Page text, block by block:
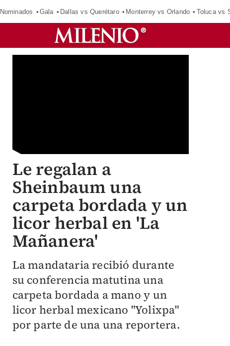
Nominados Gala Dallas vs Querétaro Monterrey vs Orlando Toluca vs
Le regalan a
Sheinbaum una
carpeta bordada y un
licor herbal en 'La
Mañanera'
La mandataria recibió durante
su conferencia matutina una
carpeta bordada a mano y un
licor herbal mexicano "Yolixpa"
por parte de una una reportera.